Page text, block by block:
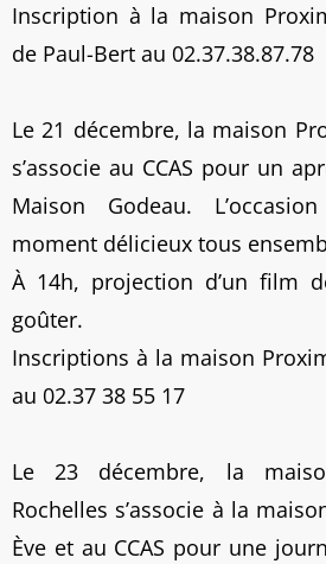
Inscription à la maison
de Paul-Bert au 02.37.38.87.78
Le 21 décembre, la maison
s’associe au CCAS pour un
Maison Godeau.
moment délicieux tous
À 14h, projection d’un film
goûter.
Inscriptions à la maison
au 02.37 38 55 17
Le 23 décembre, la
Rochelles s’associe à la
Ève et au CCAS pour une